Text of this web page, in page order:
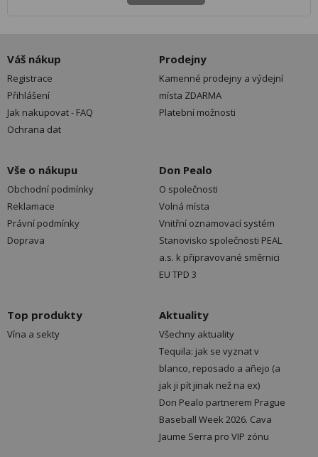
Váš nákup
Registrace
Přihlášení
Jak nakupovat - FAQ
Ochrana dat
Prodejny
Kamenné prodejny a výdejní
místa ZDARMA
Platební možnosti
Vše o nákupu
Obchodní podmínky
Reklamace
Právní podmínky
Doprava
Don Pealo
O společnosti
Volná místa
Vnitřní oznamovací systém
Stanovisko společnosti PEAL
a.s. k připravované směrnici
EU TPD 3
Top produkty
Vína a sekty
Aktuality
Všechny aktuality
Tequila: jak se vyznat v
blanco, reposado a añejo (a
jak ji pít jinak než na ex)
Don Pealo partnerem Prague
Baseball Week 2026. Cava
Jaume Serra pro VIP zónu